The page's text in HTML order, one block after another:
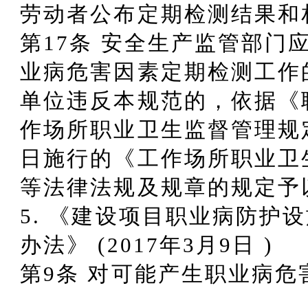
劳动者公布定期检测结果
第17条 安全生产监管部门
业病危害因素定期检测工
单位违反本规范的，依据
作场所职业卫生监督管理
日施行的《工作场所职业
等法律法规及规章的规定予
5. 《建设项目职业病防护
办法》 (2017年3月9日 )
第9条 对可能产生职业病